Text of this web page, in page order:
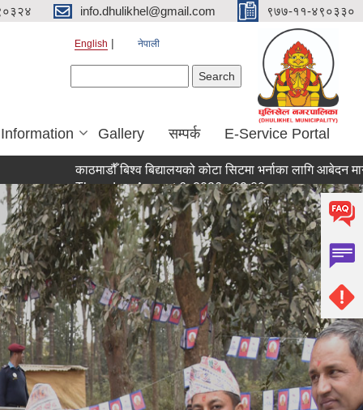
info.dhulikhel@gmail.com ९७७-११-४९०३३०
English नेपाली
Gallery सम्पर्क E-Service Portal
काठमाडौँ बिश्व बिद्यालयको कोटा सिटमा भर्नाका लागि आबेदन माग गरिएको
Thursday, August 6, 2026 - 00:00